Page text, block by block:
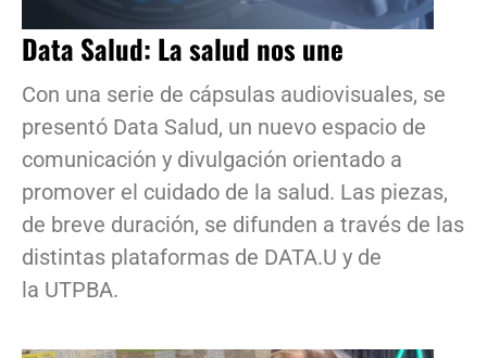
Data Salud: La salud nos une
Con una serie de cápsulas audiovisuales, se
presentó Data Salud, un nuevo espacio de
comunicación y divulgación orientado a
promover el cuidado de la salud. Las piezas,
de breve duración, se difunden a través de las
distintas plataformas de DATA.U y de
la UTPBA.